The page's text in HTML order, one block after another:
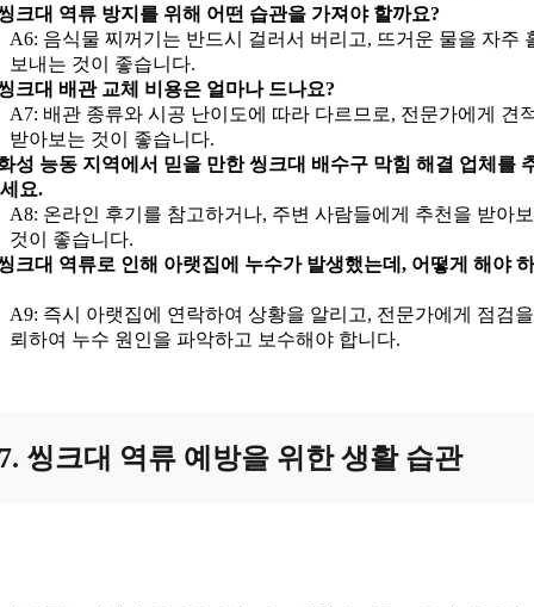
크대 역류 방지를 위해 어떤 습관을 가져야 할까요?
A6: 음식물 찌꺼기는 반드시 걸러서 버리고, 뜨거운 물을 자주
보내는 것이 좋습니다.
크대 배관 교체 비용은 얼마나 드나요?
A7: 배관 종류와 시공 난이도에 따라 다르므로, 전문가에게 견
받아보는 것이 좋습니다.
성 능동 지역에서 믿을 만한 씽크대 배수구 막힘 해결 업체를
요.
A8: 온라인 후기를 참고하거나, 주변 사람들에게 추천을 받아
것이 좋습니다.
크대 역류로 인해 아랫집에 누수가 발생했는데, 어떻게 해야
A9: 즉시 아랫집에 연락하여 상황을 알리고, 전문가에게 점검
뢰하여 누수 원인을 파악하고 보수해야 합니다.
씽크대 역류 예방을 위한 생활 습관